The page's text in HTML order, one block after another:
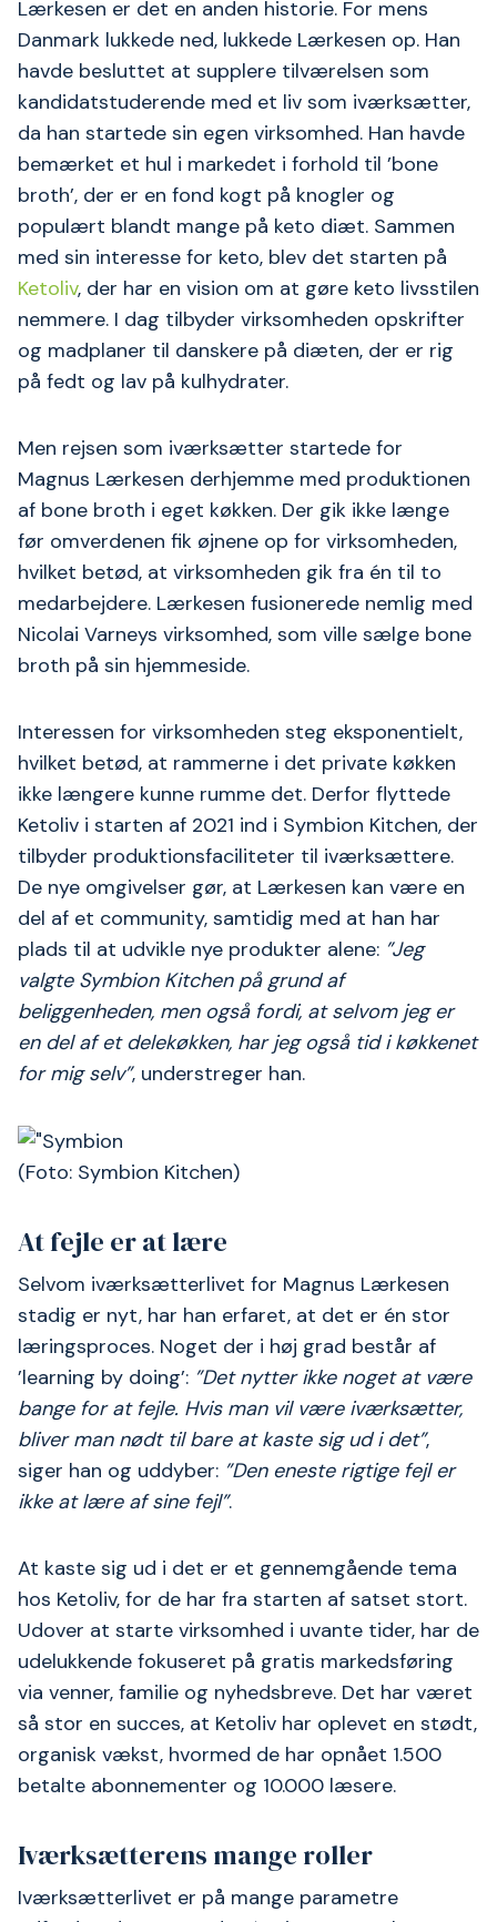
Lærkesen er det en anden historie. For mens
Danmark lukkede ned, lukkede Lærkesen op. Han
havde besluttet at supplere tilværelsen som
kandidatstuderende med et liv som iværksætter,
da han startede sin egen virksomhed. Han havde
bemærket et hul i markedet i forhold til ’bone
broth’, der er en fond kogt på knogler og
populært blandt mange på keto diæt. Sammen
med sin interesse for keto, blev det starten på
Ketoliv, der har en vision om at gøre keto livsstilen
nemmere. I dag tilbyder virksomheden opskrifter
og madplaner til danskere på diæten, der er rig
på fedt og lav på kulhydrater.
Men rejsen som iværksætter startede for
Magnus Lærkesen derhjemme med produktionen
af bone broth i eget køkken. Der gik ikke længe
før omverdenen fik øjnene op for virksomheden,
hvilket betød, at virksomheden gik fra én til to
medarbejdere. Lærkesen fusionerede nemlig med
Nicolai Varneys virksomhed, som ville sælge bone
broth på sin hjemmeside.
Interessen for virksomheden steg eksponentielt,
hvilket betød, at rammerne i det private køkken
ikke længere kunne rumme det. Derfor flyttede
Ketoliv i starten af 2021 ind i Symbion Kitchen, der
tilbyder produktionsfaciliteter til iværksættere.
De nye omgivelser gør, at Lærkesen kan være en
del af et community, samtidig med at han har
plads til at udvikle nye produkter alene: ”Jeg
valgte Symbion Kitchen på grund af
beliggenheden, men også fordi, at selvom jeg er
en del af et delekøkken, har jeg også tid i køkkenet
for mig selv”, understreger han.
(Foto: Symbion Kitchen)
At fejle er at lære
Selvom iværksætterlivet for Magnus Lærkesen
stadig er nyt, har han erfaret, at det er én stor
læringsproces. Noget der i høj grad består af
’learning by doing’: ”Det nytter ikke noget at være
bange for at fejle. Hvis man vil være iværksætter,
bliver man nødt til bare at kaste sig ud i det”,
siger han og uddyber: ”Den eneste rigtige fejl er
ikke at lære af sine fejl”.
At kaste sig ud i det er et gennemgående tema
hos Ketoliv, for de har fra starten af satset stort.
Udover at starte virksomhed i uvante tider, har de
udelukkende fokuseret på gratis markedsføring
via venner, familie og nyhedsbreve. Det har været
så stor en succes, at Ketoliv har oplevet en stødt,
organisk vækst, hvormed de har opnået 1.500
betalte abonnementer og 10.000 læsere.
Iværksætterens mange roller
Iværksætterlivet er på mange parametre